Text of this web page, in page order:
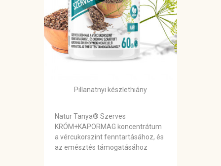
Pillanatnyi készlethiány
Natur Tanya® Szerves
KRÓM+KAPORMAG koncentrátum
a vércukorszint fenntartásához, és
az emésztés támogatásához